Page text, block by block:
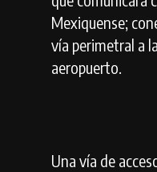
Mexiquense;
vía perimetral a
aeropuerto.
Una vía de